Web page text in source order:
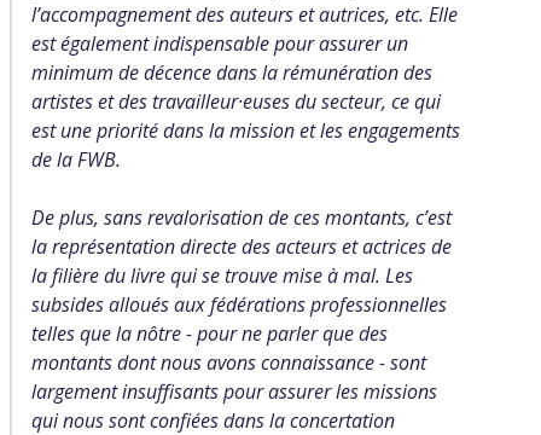
l’accompagnement des auteurs et autrices, etc. Elle
est également indispensable pour assurer un
minimum de décence dans la rémunération des
artistes et des travailleur·euses du secteur, ce qui
est une priorité dans la mission et les engagements
de la FWB.
De plus, sans revalorisation de ces montants, c’est
la représentation directe des acteurs et actrices de
la filière du livre qui se trouve mise à mal. Les
subsides alloués aux fédérations professionnelles
telles que la nôtre - pour ne parler que des
montants dont nous avons connaissance - sont
largement insuffisants pour assurer les missions
qui nous sont confiées dans la concertation